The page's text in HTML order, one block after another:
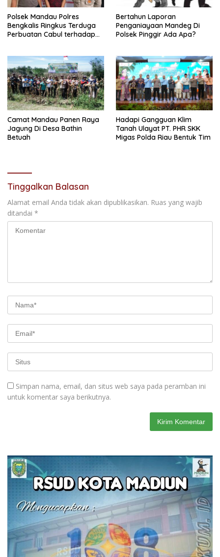
Polsek Mandau Polres
Bengkalis Ringkus Terduga
Perbuatan Cabul terhadap
Bertahun Laporan
Penganiayaan Mandeg Di
Polsek Pinggir Ada Apa?
Camat Mandau Panen Raya
Jagung Di Desa Bathin
Betuah
Hadapi Gangguan Klim
Tanah Ulayat PT. PHR SKK
Migas Polda Riau Bentuk Tim
Tinggalkan Balasan
Alamat email Anda tidak akan dipublikasikan. Ruas yang wajib
ditandai *
Simpan nama, email, dan situs web saya pada peramban ini
untuk komentar saya berikutnya.